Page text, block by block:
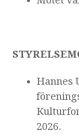
Hannes
2026.